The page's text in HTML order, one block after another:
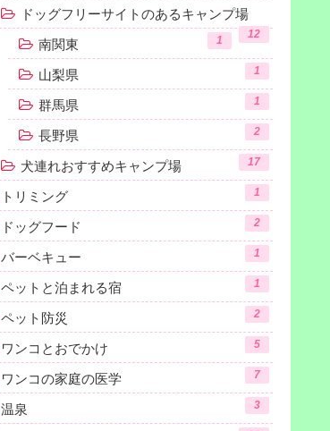
ドッグフリーサイトのあるキャンプ場
12
南関東 1
山梨県 1
群馬県 1
長野県 2
犬連れおすすめキャンプ場 17
トリミング 1
ドッグフード 2
バーベキュー 1
ペットと泊まれる宿 1
ペット防災 2
ワンコとおでかけ 5
ワンコの家庭の医学 7
温泉 3